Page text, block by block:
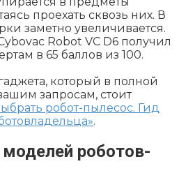
проехать сквозь них. В
заметно увеличивается.
Robot VC D6 получил
в 65 баллов из 100.
который в полной
запросам, стоит
робот-пылесос. Гид
.
моделей роботов-